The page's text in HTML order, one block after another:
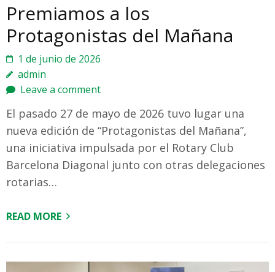
Premiamos a los
Protagonistas del Mañana
1 de junio de 2026
admin
Leave a comment
El pasado 27 de mayo de 2026 tuvo lugar una
nueva edición de “Protagonistas del Mañana”,
una iniciativa impulsada por el Rotary Club
Barcelona Diagonal junto con otras delegaciones
rotarias…
READ MORE